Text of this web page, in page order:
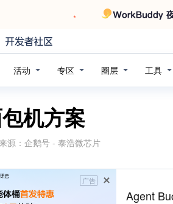
活动 专区 圈层 工具
机方案
源： 企鹅号 - 泰浩微芯片
广告
Agent